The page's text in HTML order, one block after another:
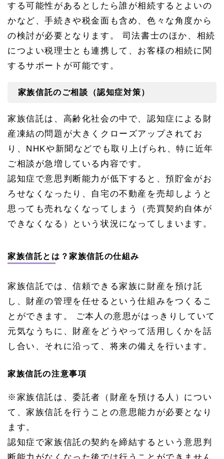
する可能性があるとしたら誰が相続するとよいの
かなど、手続きや税金面も含め、色々な角度から
の検討が必要となります。 司法書士のほか、相続
につよい税理士とも連携して、お客様の相続に関
するサポートが可能です。
家族信託のご相談（認知症対策）
家族信託は、高齢化社会の中で、認知症による財
産凍結の問題が大きくクローズアップされてお
り、NHKや新聞などでも取り上げられ、特に近年
ご相談が急増している内容です。
認知症で意思判断能力が低下すると、預貯金がお
ろせなくなったり、自宅の不動産を売却しようと
思っても売れなくなってしまう（売買契約自体が
できなくなる）という状況になってしまいます。
家族信託とは？家族信託の仕組み
家族信託では、信頼できる家族に財産を預け託
し、財産の管理を任せるという仕組みをつくるこ
とができます。 ご本人の意思がはっきりしていて
元気なうちに、財産をどうやって活用しくかを話
し合い、それに沿って、将来の備えを行います。
家族信託の注意事項
※家族信託は、委託者（財産を預ける人）につい
て、家族信託を行うことの意思能力が必要となり
ます。
認知症で家族信託の契約を締結するという意思判